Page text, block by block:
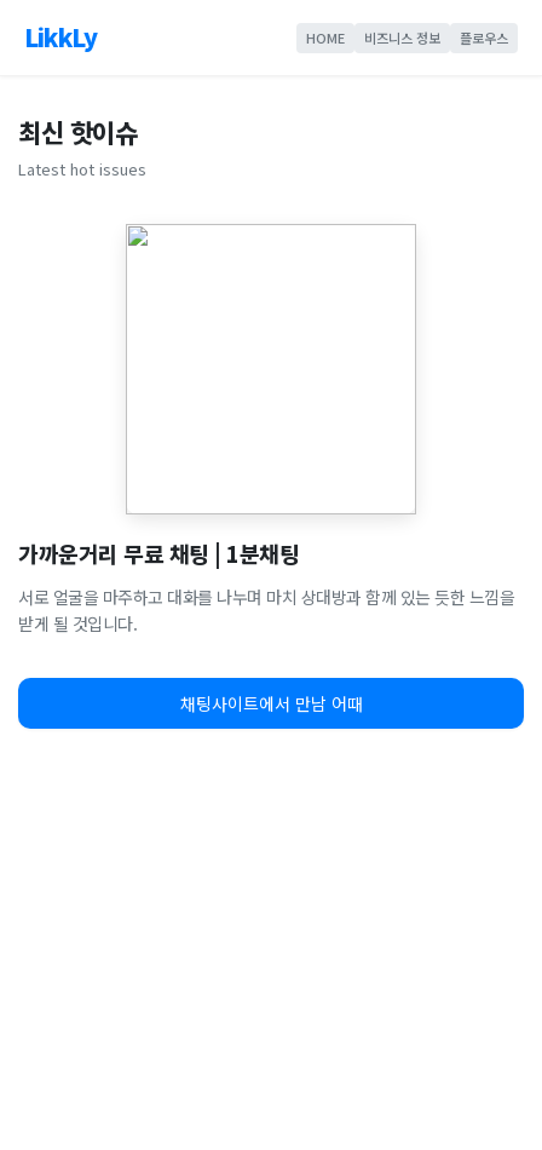
LikkLy HOME 비즈니스 정보 플로우스
최신 핫이슈
Latest hot issues
가까운거리 무료 채팅 | 1분채팅
서로 얼굴을 마주하고 대화를 나누며 마치 상대방과 함께 있는 듯한 느낌을
받게 될 것입니다.
채팅사이트에서 만남 어때